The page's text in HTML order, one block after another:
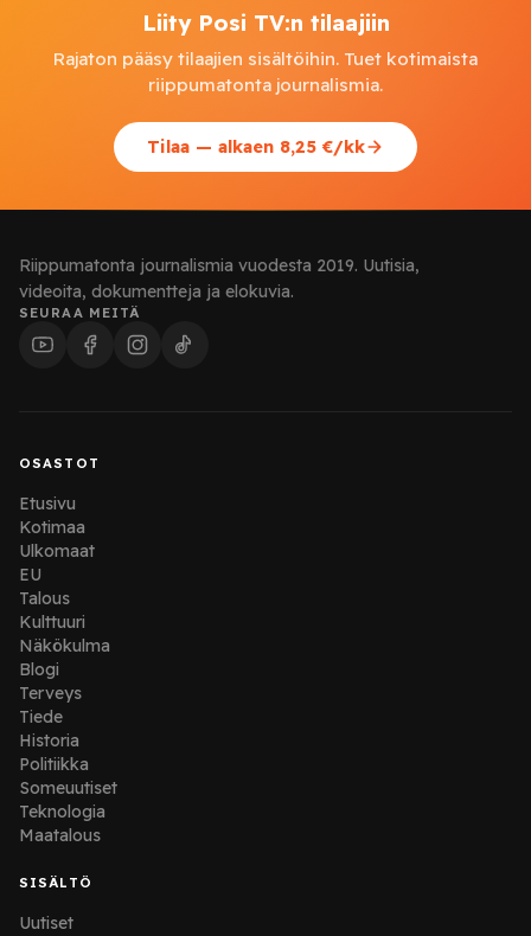
Liity Posi TV:n tilaajiin
Rajaton pääsy tilaajien sisältöihin. Tuet kotimaista
riippumatonta journalismia.
Tilaa — alkaen 8,25 €/kk
Riippumatonta journalismia vuodesta 2019. Uutisia,
videoita, dokumentteja ja elokuvia.
SEURAA MEITÄ
OSASTOT
Etusivu
Kotimaa
Ulkomaat
EU
Talous
Kulttuuri
Näkökulma
Blogi
Terveys
Tiede
Historia
Politiikka
Someuutiset
Teknologia
Maatalous
SISÄLTÖ
Uutiset